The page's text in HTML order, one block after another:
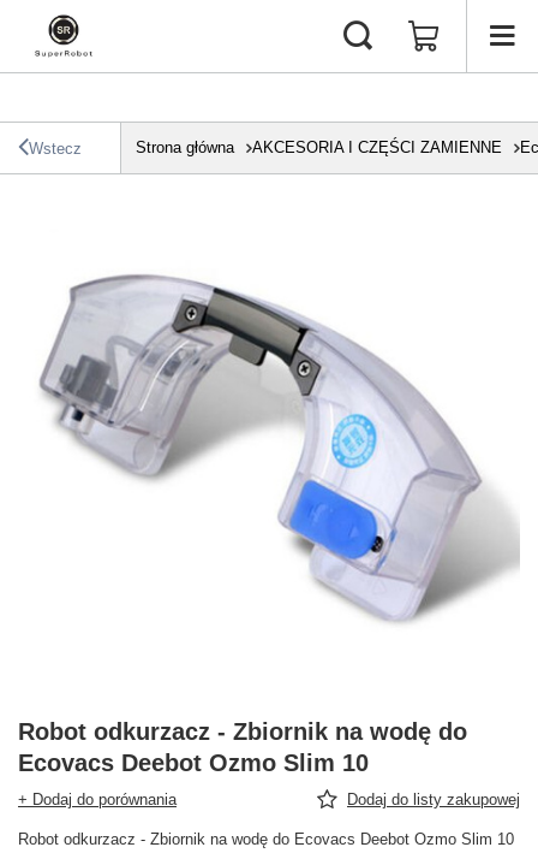
Wstecz Strona główna AKCESORIA I CZĘŚCI ZAMIENNE
Robot odkurzacz - Zbiornik na wodę do
Ecovacs Deebot Ozmo Slim 10
+ Dodaj do porównania Dodaj do listy zakupowej
Robot odkurzacz - Zbiornik na wodę do Ecovacs Deebot Ozmo Slim 10